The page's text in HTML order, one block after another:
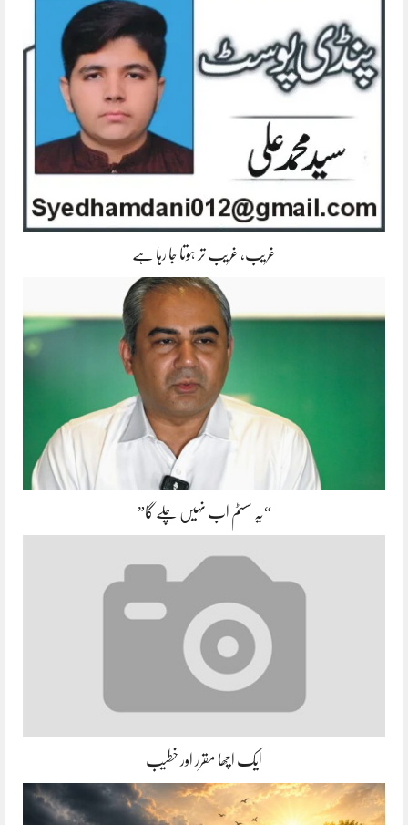
غریب، غریب تر ہوتا جا رہا ہے
“یہ سسٹم اب نہیں چلے گا”
ایک اچھا مقرر اور خطیب